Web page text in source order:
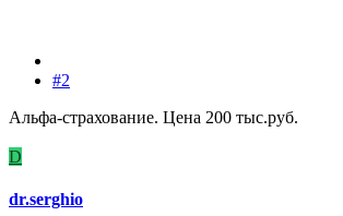
#2
Альфа-страхование. Цена 200 тыс.руб.
D
dr.serghio